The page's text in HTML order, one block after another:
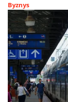
Byznys